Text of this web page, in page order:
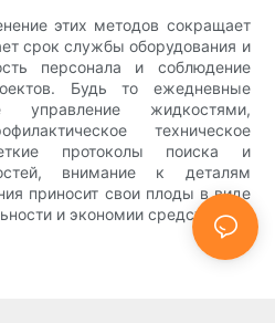
этих методов сокращает
срок службы оборудования и
персонала и соблюдение
Будь то ежедневные
управление жидкостями,
техническое
протоколы поиска и
внимание к деталям
приносит свои плоды в виде
и экономии средств.